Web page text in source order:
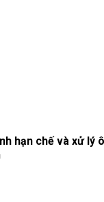
hạn chế và xử lý